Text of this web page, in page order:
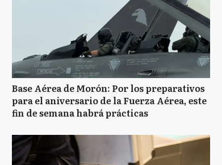
Base Aérea de Morón: Por los preparativos
para el aniversario de la Fuerza Aérea, este
fin de semana habrá prácticas